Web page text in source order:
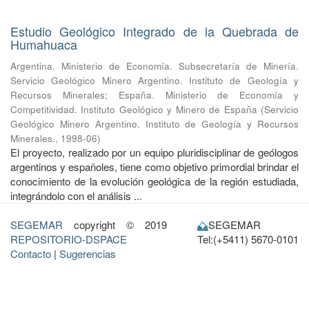
Estudio Geológico Integrado de la Quebrada de
Humahuaca
Argentina. Ministerio de Economía. Subsecretaría de Minería.
Servicio Geológico Minero Argentino. Instituto de Geología y
Recursos Minerales; España. Ministerio de Economía y
Competitividad. Instituto Geológico y Minero de España (Servicio
Geológico Minero Argentino. Instituto de Geología y Recursos
Minerales., 1998-06)
El proyecto, realizado por un equipo pluridisciplinar de geólogos
argentinos y españoles, tiene como objetivo primordial brindar el
conocimiento de la evolución geológica de la región estudiada,
integrándolo con el análisis ...
SEGEMAR copyright © 2019
REPOSITORIO-DSPACE
Contacto | Sugerencias
SEGEMAR
Tel:(+5411) 5670-0101